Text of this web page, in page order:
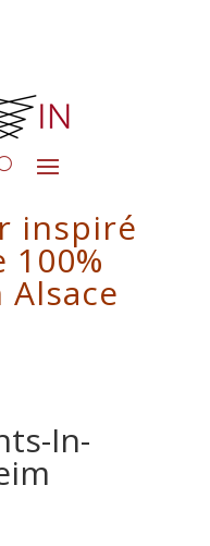
inspiré
In-